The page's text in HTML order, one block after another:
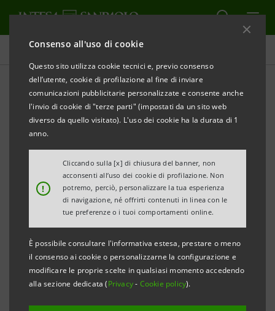
Consenso all'uso di cookie
Questo sito utilizza cookie tecnici e, previo consenso
dell’utente, cookie di profilazione al fine di inviare
comunicazioni pubblicitarie personalizzate e consente anche
l'invio di cookie di "terze parti" (impostati da un sito web
diverso da quello visitato). L'uso dei cookie ha la durata di 1
anno.
!
Cliccando sulla [x] di chiusura del banner, non
acconsenti all’uso dei cookie di profilazione. Non
potremo, perciò, personalizzare la tua esperienza
di navigazione, né offrirti contenuti in linea con le
tue preferenze o i tuoi comportamenti online.
È possibile consultare l'informativa estesa, prestare o meno
il consenso ai cookie o personalizzarne la configurazione e
modificare le proprie scelte in qualsiasi momento accedendo
alla sezione dedicata (Privacy- Cookie policy).
Comunicati stampa
STAMPA AGGIORNA
COMUNICATO STAMPA
INTESA SANPAOLO INSIEME A RONCADIN:
SOTTOSCRITTO UN ACCORDO
PER SOSTENERE LA FILIERA DELLA PIZZA
SURGELATA DI QUALITÀ
Il marchio Roncadin aggrega circa 600 fornitori
presenti in 80 province italiane.